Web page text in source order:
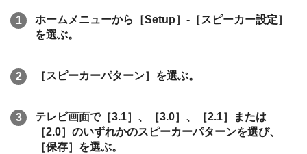
ホームメニューから［Setup］-［スピーカー設定］
を選ぶ。
［スピーカーパターン］を選ぶ。
テレビ画面で［3.1］、［3.0］、［2.1］または
［2.0］のいずれかのスピーカーパターンを選び、
［保存］を選ぶ。